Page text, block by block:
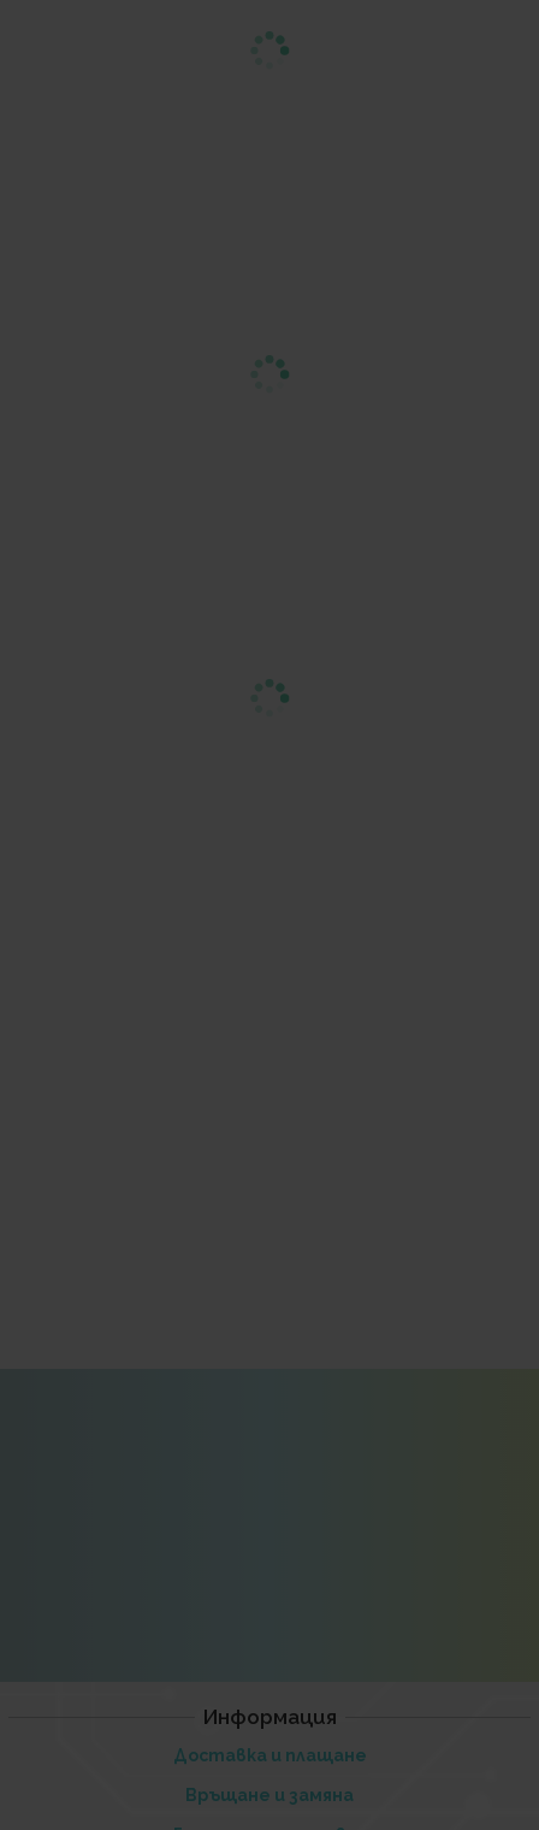
Информация
Доставка и плащане
Връщане и замяна